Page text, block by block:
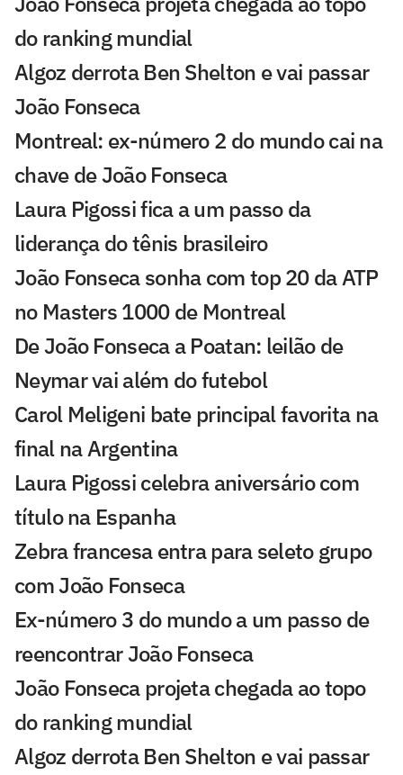
do ranking mundial
Algoz derrota Ben Shelton e vai passar
João Fonseca
Montreal: ex-número 2 do mundo cai na
chave de João Fonseca
Laura Pigossi fica a um passo da
liderança do tênis brasileiro
João Fonseca sonha com top 20 da ATP
no Masters 1000 de Montreal
De João Fonseca a Poatan: leilão de
Neymar vai além do futebol
Carol Meligeni bate principal favorita na
final na Argentina
Laura Pigossi celebra aniversário com
título na Espanha
Zebra francesa entra para seleto grupo
com João Fonseca
Ex-número 3 do mundo a um passo de
reencontrar João Fonseca
João Fonseca projeta chegada ao topo
do ranking mundial
Algoz derrota Ben Shelton e vai passar